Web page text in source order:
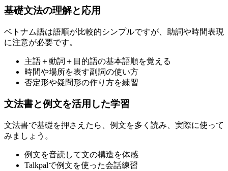
基礎文法の理解と応用
ベトナム語は語順が比較的シンプルですが、助詞や時間表現
に注意が必要です。
主語＋動詞＋目的語の基本語順を覚える
時間や場所を表す副詞の使い方
否定形や疑問形の作り方を練習
文法書と例文を活用した学習
文法書で基礎を押さえたら、例文を多く読み、実際に使って
みましょう。
例文を音読して文の構造を体感
Talkpalで例文を使った会話練習